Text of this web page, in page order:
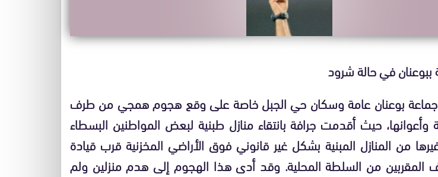
ببوعنان في حالة شرود
بوعنان عامة وسكان حي الجبل خاصة على وقع هجوم همجي من طرف
وأعوانها، حيث أقدمت جرافة بانتقاء منازل طبنية لبعض المواطنين البسطاء
من المنازل المبنية بشكل غير قانوني فوق الأراضي المخزنية قرب قيادة
المقربين من السلطة المحلية. وقد أدى هذا الهجوم إلى هدم منزلين ولم